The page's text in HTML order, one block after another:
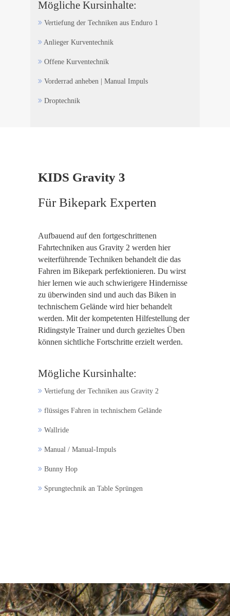
Mögliche Kursinhalte:
Vertiefung der Techniken aus Enduro 1
Anlieger Kurventechnik
Offene Kurventechnik
Vorderrad anheben | Manual Impuls
Droptechnik
KIDS Gravity 3
Für Bikepark Experten
Aufbauend auf den fortgeschrittenen
Fahrtechniken aus Gravity 2 werden hier
weiterführende Techniken behandelt die das
Fahren im Bikepark perfektionieren. Du wirst
hier lernen wie auch schwierigere Hindernisse
zu überwinden sind und auch das Biken in
technischem Gelände wird hier behandelt
werden. Mit der kompetenten Hilfestellung der
Ridingstyle Trainer und durch gezieltes Üben
können sichtliche Fortschritte erzielt werden.
Mögliche Kursinhalte:
Vertiefung der Techniken aus Gravity 2
flüssiges Fahren in technischem Gelände
Wallride
Manual / Manual-Impuls
Bunny Hop
Sprungtechnik an Table Sprüngen